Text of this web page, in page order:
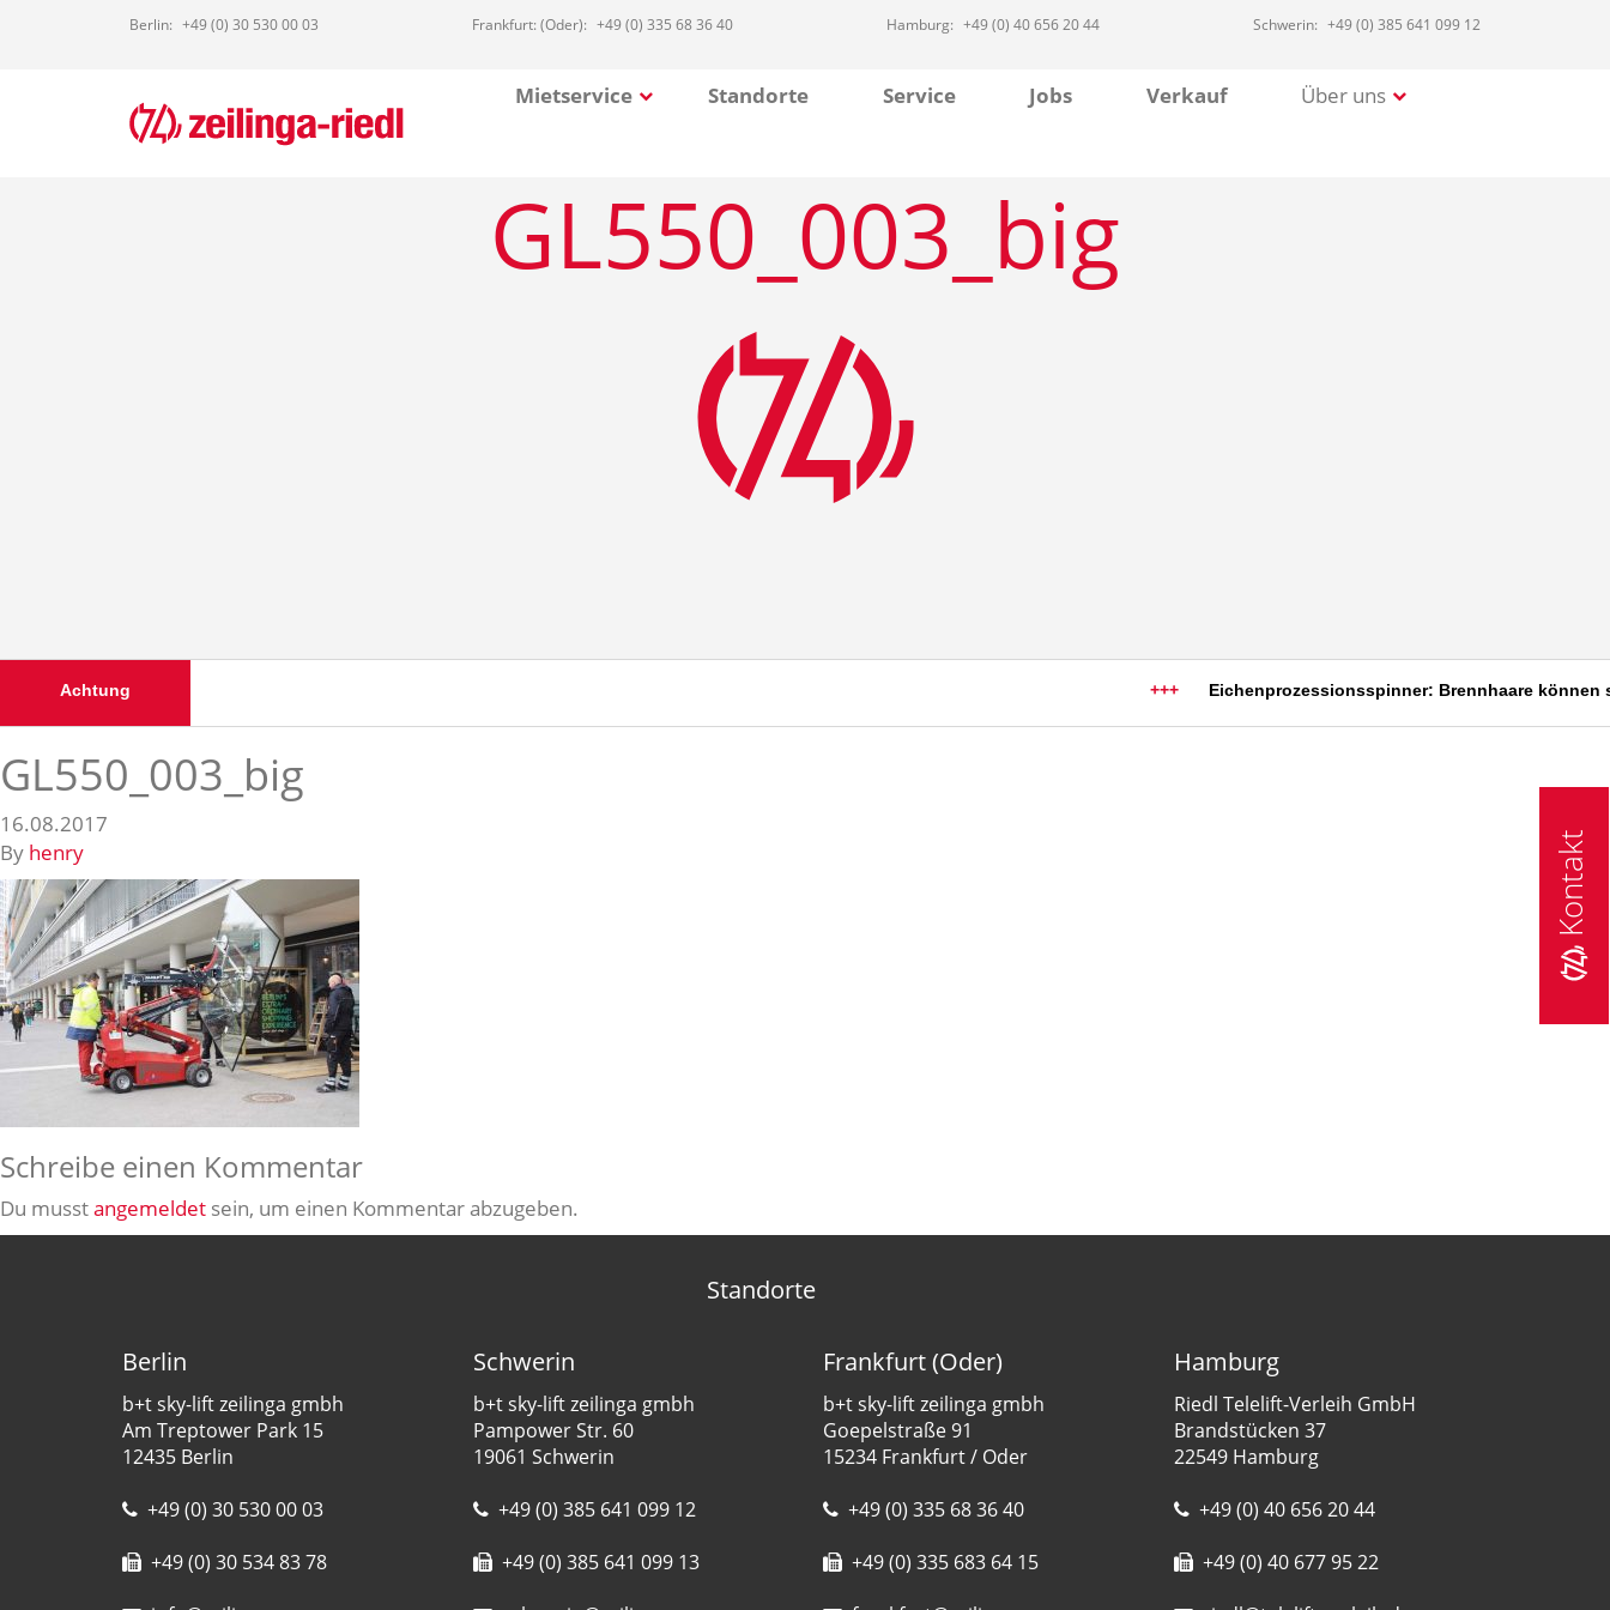
Berlin: +49 (0) 30 530 00 03 Frankfurt: (Oder): +49 (0) 335 68 36 40 Hamburg: +49 (0) 40 656 20 44 Schwerin: +49 (0) 385 641 099 12
Mietservice Standorte Service Jobs Verkauf Über uns
GL550_003_big
+++ Eichenprozessionsspinner: Brennhaare können
Achtung
GL550_003_big
16.08.2017
By henry
Schreibe einen Kommentar
Du musstangemeldet sein, um einen Kommentar abzugeben.
Standorte
Berlin
b+t sky-lift zeilinga gmbh
Am Treptower Park 15
12435 Berlin
+49 (0) 30 530 00 03
+49 (0) 30 534 83 78
Schwerin
b+t sky-lift zeilinga gmbh
Pampower Str. 60
19061 Schwerin
+49 (0) 385 641 099 12
+49 (0) 385 641 099 13
Frankfurt (Oder)
b+t sky-lift zeilinga gmbh
Goepelstraße 91
15234 Frankfurt / Oder
+49 (0) 335 68 36 40
+49 (0) 335 683 64 15
Hamburg
Riedl Telelift-Verleih GmbH
Brandstücken 37
22549 Hamburg
+49 (0) 40 656 20 44
+49 (0) 40 677 95 22
Kontakt